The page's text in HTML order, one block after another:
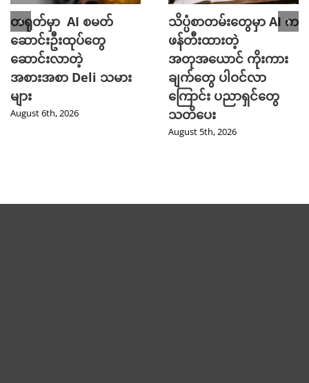
တရုတ်မှာ AI စမတ်
ဆောင်းဦးထုပ်တွေ
ဆောင်းလာတဲ့
အစားအစာ Deli သမား
များ
August 6th, 2026
သိပ္ပံစာတမ်းတွေမှာ AI က
ဖန်တီးထားတဲ့
အတုအယောင် ကိုးကား
ချက်တွေ ပါဝင်လာ
ကြောင်း ပညာရှင်တွေ
သတိပေး
August 5th, 2026